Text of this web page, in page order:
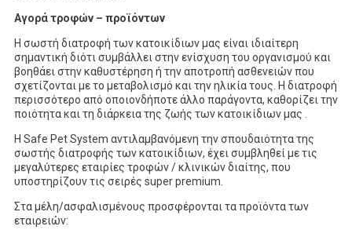
Αγορά τροφών – προϊόντων
Η σωστή διατροφή των κατοικίδιων μας είναι ιδιαίτερη
σημαντική διότι συμβάλλει στην ενίσχυση του οργανισμού και
βοηθάει στην καθυστέρηση ή την αποτροπή ασθενειών που
σχετίζονται µε το μεταβολισμό και την ηλικία τους. Η διατροφή
περισσότερο από οποιονδήποτε άλλο παράγοντα, καθορίζει την
ποιότητα και τη διάρκεια της ζωής των κατοικίδιων μας .
Η Safe Pet System αντιλαμβανόμενη την σπουδαιότητα της
σωστής διατροφής των κατοικίδιων, έχει συμβληθεί με τις
μεγαλύτερες εταιρίες τροφών / κλινικών διαίτης, που
υποστηρίζουν τις σειρές super premium.
Στα μέλη/ασφαλισμένους προσφέρονται τα προϊόντα των
εταιρειών: